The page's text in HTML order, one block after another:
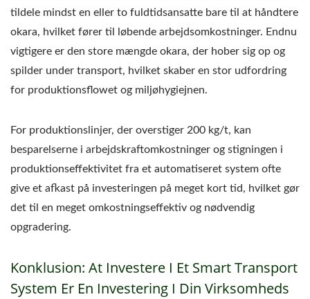
tildele mindst en eller to fuldtidsansatte bare til at håndtere
okara, hvilket fører til løbende arbejdsomkostninger. Endnu
vigtigere er den store mængde okara, der hober sig op og
spilder under transport, hvilket skaber en stor udfordring
for produktionsflowet og miljøhygiejnen.
For produktionslinjer, der overstiger 200 kg/t, kan
besparelserne i arbejdskraftomkostninger og stigningen i
produktionseffektivitet fra et automatiseret system ofte
give et afkast på investeringen på meget kort tid, hvilket gør
det til en meget omkostningseffektiv og nødvendig
opgradering.
Konklusion: At Investere I Et Smart Transport
System Er En Investering I Din Virksomheds